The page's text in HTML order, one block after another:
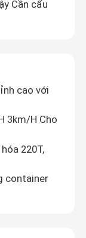
Cần cẩu
cao với
3km/H Cho
220T,
container